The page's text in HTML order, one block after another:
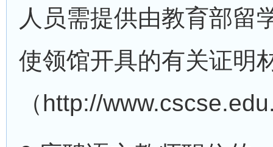
人员需提供由教育部留
使领馆开具的有关证明
（http://